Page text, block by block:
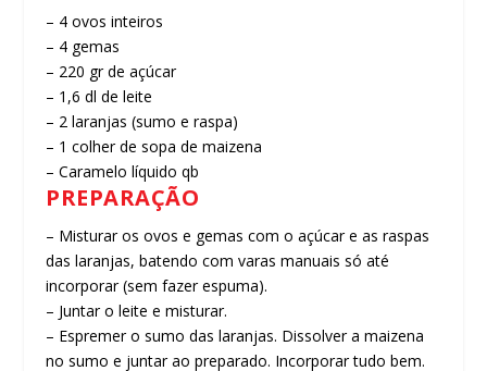
– 4 ovos inteiros
– 4 gemas
– 220 gr de açúcar
– 1,6 dl de leite
– 2 laranjas (sumo e raspa)
– 1 colher de sopa de maizena
– Caramelo líquido qb
PREPARAÇÃO
– Misturar os ovos e gemas com o açúcar e as raspas
das laranjas, batendo com varas manuais só até
incorporar (sem fazer espuma).
– Juntar o leite e misturar.
– Espremer o sumo das laranjas. Dissolver a maizena
no sumo e juntar ao preparado. Incorporar tudo bem.